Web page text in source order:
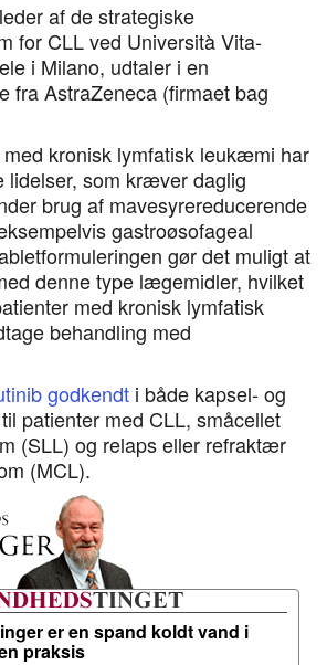
af de strategiske
for CLL ved Università Vita-
i Milano, udtaler i en
fra AstraZeneca (firmaet bag
med kronisk lymfatisk leukæmi har
lidelser, som kræver daglig
brug af mavesyrereducerende
gastroøsofageal
gør det muligt at
denne type lægemidler, hvilket
med kronisk lymfatisk
behandling med
godkendt i både kapsel- og
patienter med CLL, småcellet
(SLL) og relaps eller refraktær
(MCL).
er en spand koldt vand i
praksis